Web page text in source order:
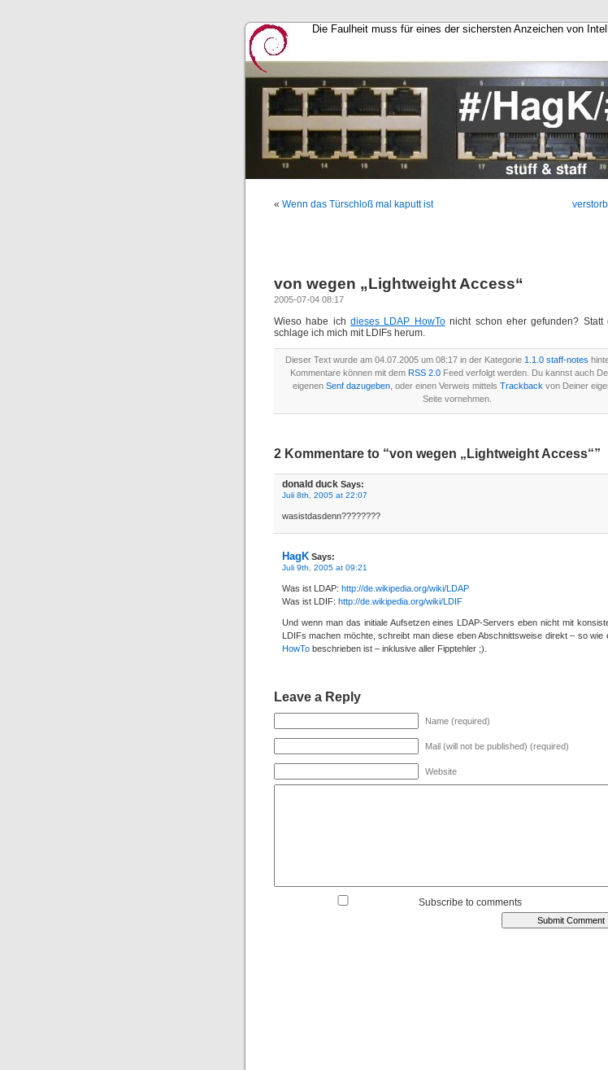
Die Faulheit muss für eines der sichersten Anzeichen von
« Wenn das Türschloß mal kaputt ist
von wegen „Lightweight Access“
2005-07-04 08:17
Wieso habe ichdieses LDAP HowTonicht schon eher gefunden? Statt
schlage ich mich mit LDIFs herum.
Dieser Text wurde am 04.07.2005 um 08:17 in der Kategorie 1.1.0 staff-notes
Kommentare können mit dem RSS 2.0Feed verfolgt werden. Du kannst auch
eigenen Senf dazugeben, oder einen Verweis mittels Trackback von Deiner
Seite vornehmen.
2 Kommentare to “von wegen „Lightweight Access“”
donald duck Says:
Juli 8th, 2005 at 22:07
wasistdasdenn????????
HagK Says:
Juli 9th, 2005 at 09:21
Was ist LDAP: http://de.wikipedia.org/wiki/LDAP
Was ist LDIF: http://de.wikipedia.org/wiki/LDIF
Und wenn man das initiale Aufsetzen eines LDAP-Servers eben nicht mit
LDIFs machen möchte, schreibt man diese eben Abschnittsweise direkt – so wie
HowTo beschrieben ist – inklusive aller Fipptehler ;).
Leave a Reply
Name (required)
Mail (will not be published) (required)
Website
Subscribe to comments